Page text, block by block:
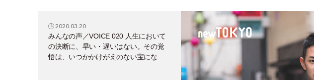
2020.03.20
みんなの声／VOICE 020 人生において
の決断に、早い・遅いはない。その覚
悟は、いつかかけがえのない宝にな